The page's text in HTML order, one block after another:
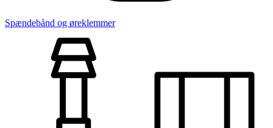
Spændebånd og øreklemmer